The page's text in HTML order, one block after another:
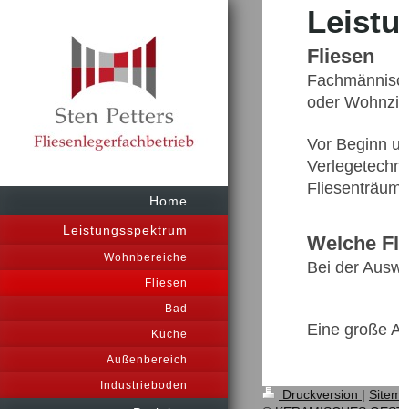
Home
Leistungsspektrum
Wohnbereiche
Fliesen
Bad
Küche
Außenbereich
Industrieboden
Fliesen
oder
Vor Beginn
Welche
Bei der
Eine große
Druckversion |